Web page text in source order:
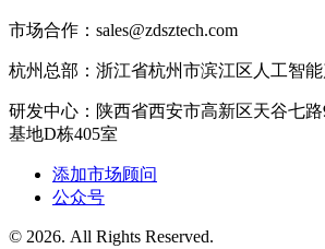
市场合作：sales@zdsztech.com
杭州总部：浙江省杭州市滨江区人工智
研发中心：陕西省西安市高新区天谷七
基地D栋405室
添加市场顾问
公众号
© 2026. All Rights Reserved.